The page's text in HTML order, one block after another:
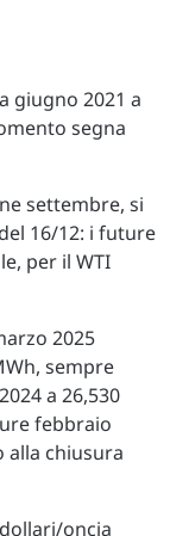
giugno 2021 a
segna
settembre, si
16/12: i future
per il WTI
2025
sempre
a 26,530
febbraio
alla chiusura
oncia